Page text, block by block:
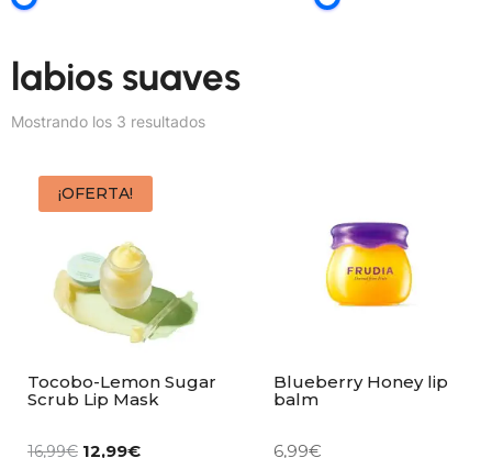
labios suaves
Mostrando los 3 resultados
¡OFERTA!
Tocobo-Lemon Sugar
Scrub Lip Mask
16,99€ 12,99€
Blueberry Honey lip
balm
6,99€